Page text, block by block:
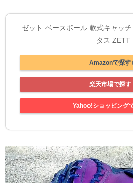
ゼット ベースボール 軟式キャッ
タス ZETT
Amazonで探す
楽天市場で探す
Yahoo!ショッピング